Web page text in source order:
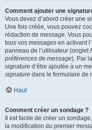
Comment ajouter une
Vous devez d’abord créer une
Une fois créée, vous pouvez
rédaction de message. Vous
tous vos messages en activant
panneau de l’utilisateur (onglet
préférences de message). Par
signature d’être ajoutée à un
signature dans le formulaire de
Haut
Comment créer un sondage ?
Il est facile de créer un
la modification du premier